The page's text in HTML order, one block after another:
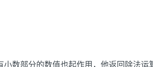
数部分的数值也起作用，他返回除法运